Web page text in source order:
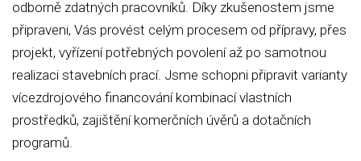
odborně zdatných pracovníků. Díky zkušenostem jsme
připraveni, Vás provést celým procesem od přípravy, přes
projekt, vyřízení potřebných povolení až po samotnou
realizaci stavebních prací. Jsme schopni připravit varianty
vícezdrojového financování kombinací vlastních
prostředků, zajištění komerčních úvěrů a dotačních
programů.